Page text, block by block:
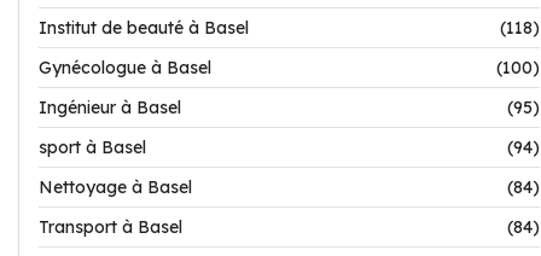
Institut de beauté à Basel
(118)
Gynécologue à Basel
(100)
Ingénieur à Basel
(95)
sport à Basel
(94)
Nettoyage à Basel
(84)
Transport à Basel
(84)